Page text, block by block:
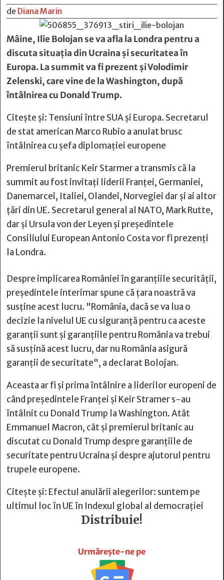
de Diana Marin
Mâine, Ilie Bolojan se va afla la Londra pentru a
discuta situația din Ucraina și securitatea în
Europa. La summit va fi prezent și Volodimir
Zelenski, care vine de la Washington, după
întâlnirea cu Donald Trump.
Citește și: Tensiuni între SUA și Europa. Secretarul
de stat american Marco Rubio a anulat brusc
întâlnirea cu șefa diplomației europene
Premierul britanic Keir Starmer a transmis că la
summit au fost invitați liderii Franței, Germaniei,
Danemarcei, Italiei, Olandei, Norvegiei dar și ai altor
țări din UE. Secretarul general al NATO, Mark Rutte,
dar și Ursula von der Leyen și președintele
Consiliului European Antonio Costa vor fi prezenți
la Londra.
Despre implicarea României în garanțiile securității,
președintele interimar spune că țara noastră va
susține acest lucru. "România, dacă se va lua o
decizie la nivelul UE cu siguranță pentru ca aceste
garanții sunt și garanțiile pentru România va trebui
să susțină acest lucru, dar nu România asigură
garanții de securitate", a declarat Bolojan.
Aceasta ar fi și prima întâlnire a liderilor europeni de
când președintele Franței și Keir Stramer s-au
întâlnit cu Donald Trump la Washington. Atât
Emmanuel Macron, cât și premierul britanic au
discutat cu Donald Trump despre garanțiile de
securitate pentru Ucraina și despre ajutorul pentru
trupele europene.
Citește și: Efectul anulării alegerilor: suntem pe
ultimul loc în UE în Indexul global al democrației
Distribuie!
Urmărește-ne pe